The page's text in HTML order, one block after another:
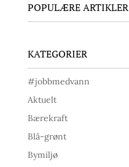
POPULÆRE ARTIKLER
KATEGORIER
#jobbmedvann
Aktuelt
Bærekraft
Blå-grønt
Bymiljø